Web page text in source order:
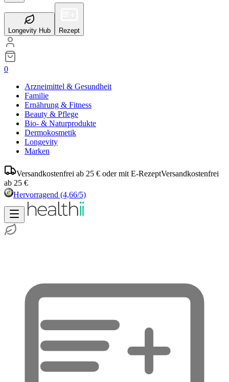
Longevity Hub Rezept
0
Arzneimittel & Gesundheit
Familie
Ernährung & Fitness
Beauty & Pflege
Bio- & Naturprodukte
Dermokosmetik
Longevity
Marken
Versandkostenfrei ab 25 € oder mit E-RezeptVersandkostenfrei
ab 25 €
Hervorragend (4,66/5)